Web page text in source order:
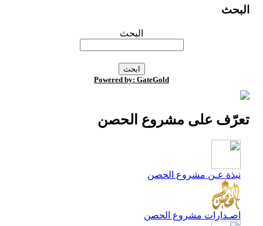
البحث
البحث
Powered by: GateGold
تعرّف على مشروع الحصن
نبذة عـن مشروع الحصن
اصـدارات مشروع الحصن